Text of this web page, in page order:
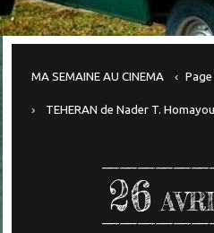
MA SEMAINE AU CINEMA
TEHERAN de Nader T.
26